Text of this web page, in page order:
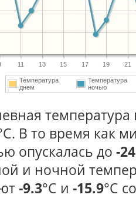
11 13 15 17 19 21
Температура
днем
Температура
ночью
температура
В то время как
опускалась до -24
и ночной
-9.3°С и -15.9°С